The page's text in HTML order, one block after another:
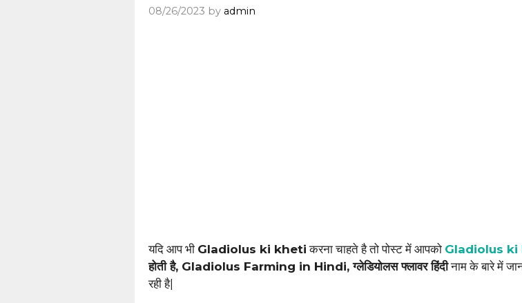
08/26/2023 by admin
यदि आप भी Gladiolus ki kheti करना चाहते है तो पोस्ट में आपको Gladiolus ki
होती है, Gladiolus Farming in Hindi, ग्लेडियोलस फ्लावर हिंदीनाम के बारे में
रही है|